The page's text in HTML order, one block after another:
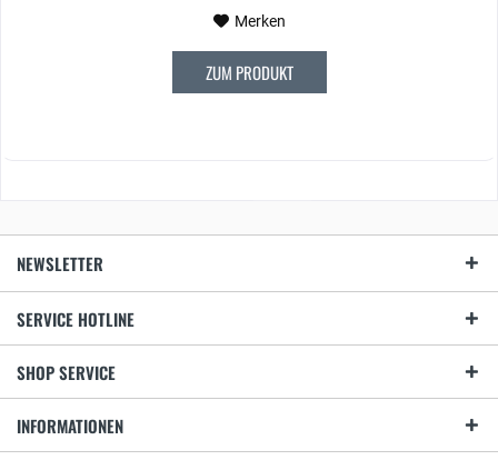
Merken
ZUM PRODUKT
NEWSLETTER
SERVICE HOTLINE
SHOP SERVICE
INFORMATIONEN